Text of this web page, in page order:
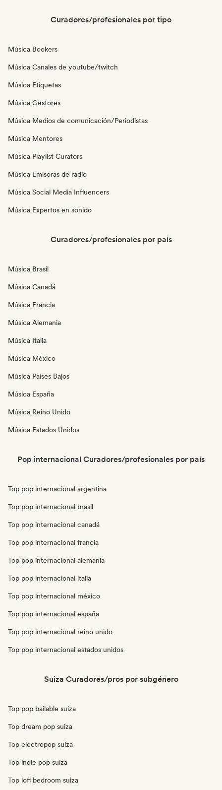
Curadores/profesionales por tipo
Música Bookers
Música Canales de youtube/twitch
Música Etiquetas
Música Gestores
Música Medios de comunicación/Periodistas
Música Mentores
Música Playlist Curators
Música Emisoras de radio
Música Social Media Influencers
Música Expertos en sonido
Curadores/profesionales por país
Música Brasil
Música Canadá
Música Francia
Música Alemania
Música Italia
Música México
Música Países Bajos
Música España
Música Reino Unido
Música Estados Unidos
Pop internacional Curadores/profesionales por país
Top pop internacional argentina
Top pop internacional brasil
Top pop internacional canadá
Top pop internacional francia
Top pop internacional alemania
Top pop internacional italia
Top pop internacional méxico
Top pop internacional españa
Top pop internacional reino unido
Top pop internacional estados unidos
Suiza Curadores/pros por subgénero
Top pop bailable suiza
Top dream pop suiza
Top electropop suiza
Top indie pop suiza
Top lofi bedroom suiza